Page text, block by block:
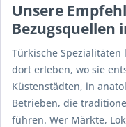
Unsere
Bezugsquellen
Türkische Spezialitäten
dort erleben, wo sie
Küstenstädten, in
Betrieben, die
führen. Wer Märkte,